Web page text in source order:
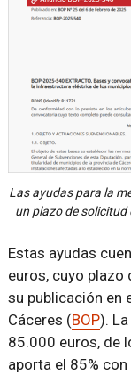
Las ayudas para la
un plazo de solicitud
Estas ayudas
euros, cuyo plazo
su publicación en
Cáceres (BOP).
85.000 euros, de
aporta el 85%